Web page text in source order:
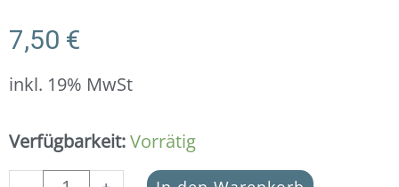
7,50 €
inkl. 19% MwSt
Verfügbarkeit:Vorrätig
Schmuckverbinder